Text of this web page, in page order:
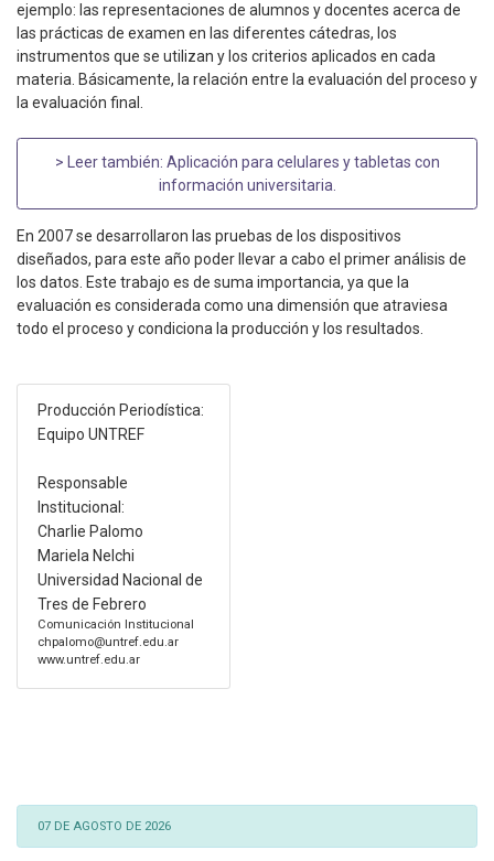
ejemplo: las representaciones de alumnos y docentes acerca de
las prácticas de examen en las diferentes cátedras, los
instrumentos que se utilizan y los criterios aplicados en cada
materia. Básicamente, la relación entre la evaluación del proceso y
la evaluación final.
> Leer también: Aplicación para celulares y tabletas con
información universitaria
En 2007 se desarrollaron las pruebas de los dispositivos
diseñados, para este año poder llevar a cabo el primer análisis de
los datos. Este trabajo es de suma importancia, ya que la
evaluación es considerada como una dimensión que atraviesa
todo el proceso y condiciona la producción y los resultados.
Producción Periodística:
Equipo UNTREF
Responsable
Institucional:
Charlie Palomo
Mariela Nelchi
Universidad Nacional de
Tres de Febrero
Comunicación Institucional
chpalomo@untref.edu.ar
www.untref.edu.ar
07 DE AGOSTO DE 2026